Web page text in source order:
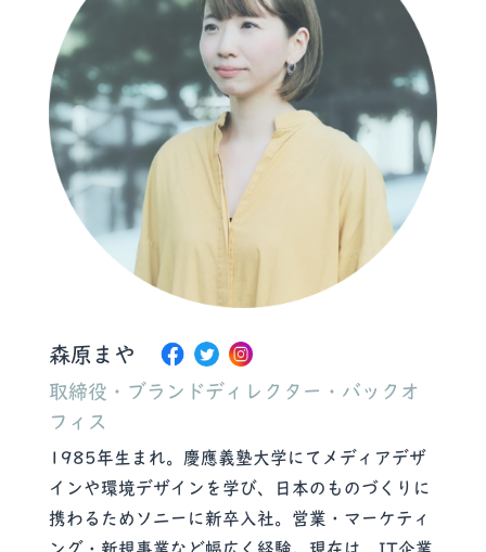
森原まや
取締役・ブランドディレクター・バックオ
フィス
1985年生まれ。慶應義塾大学にてメディアデザ
インや環境デザインを学び、日本のものづくりに
携わるためソニーに新卒入社。営業・マーケティ